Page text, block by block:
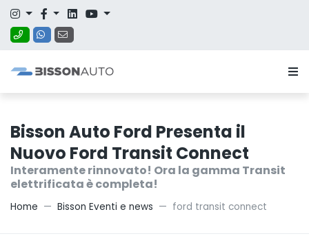
Bisson Auto Ford Presenta il
Nuovo Ford Transit Connect
Interamente rinnovato! Ora la gamma Transit
elettrificata è completa!
Home Bisson Eventi e news ford transit connect